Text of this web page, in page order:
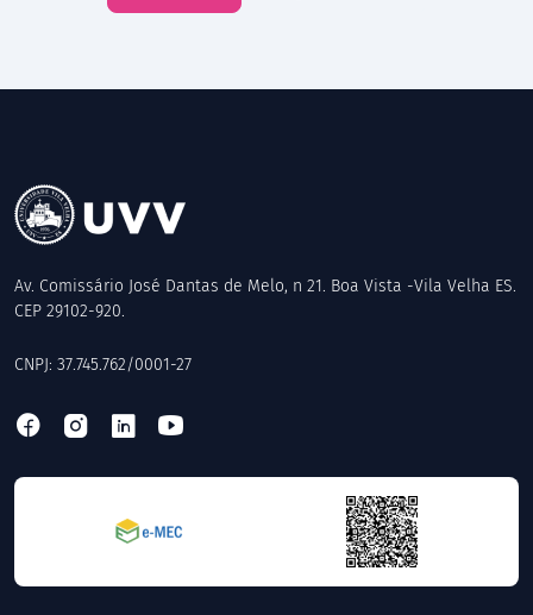
Av. Comissário José Dantas de Melo, n 21. Boa Vista -Vila Velha ES.
CEP 29102-920.
CNPJ: 37.745.762/0001-27